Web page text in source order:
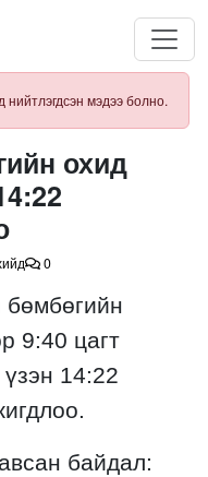
мэдээ болно.
охид
0
9:40 цагт
14:22
байдал: